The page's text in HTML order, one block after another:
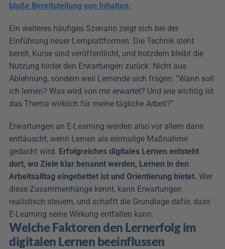
bloße Bereitstellung von Inhalten.
Ein weiteres häufiges Szenario zeigt sich bei der
Einführung neuer Lernplattformen: Die Technik steht
bereit, Kurse sind veröffentlicht, und trotzdem bleibt die
Nutzung hinter den Erwartungen zurück. Nicht aus
Ablehnung, sondern weil Lernende sich fragen: “Wann soll
ich lernen? Was wird von mir erwartet? Und wie wichtig ist
das Thema wirklich für meine tägliche Arbeit?”
Erwartungen an E-Learning werden also vor allem dann
enttäuscht, wenn Lernen als einmalige Maßnahme
gedacht wird. Erfolgreiches digitales Lernen entsteht
dort, wo Ziele klar benannt werden, Lernen in den
Arbeitsalltag eingebettet ist und Orientierung bietet. Wer
diese Zusammenhänge kennt, kann Erwartungen
realistisch steuern, und schafft die Grundlage dafür, dass
E-Learning seine Wirkung entfalten kann.
Welche Faktoren den Lernerfolg im
digitalen Lernen beeinflussen